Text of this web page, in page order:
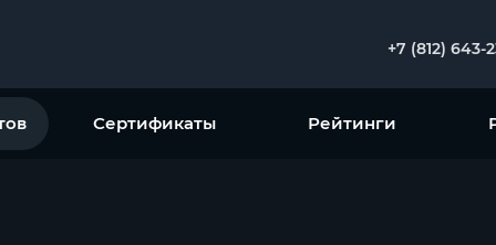
+7 (812) 643-
Сертификаты Рейтинги